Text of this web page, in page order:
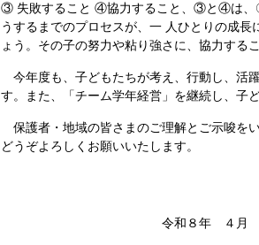
③ 失敗すること ④協力すること、③と④は、
うするまでのプロセスが、一 人ひとりの成
ょう。その子の努力や粘り強さに、協力する
今年度も、子どもたちが考え、行動し、活
す。また、「チーム学年経営」を継続し、子
保護者・地域の皆さまのご理解とご示唆を
どうぞよろしく
令和８年 ４月 横浜市立